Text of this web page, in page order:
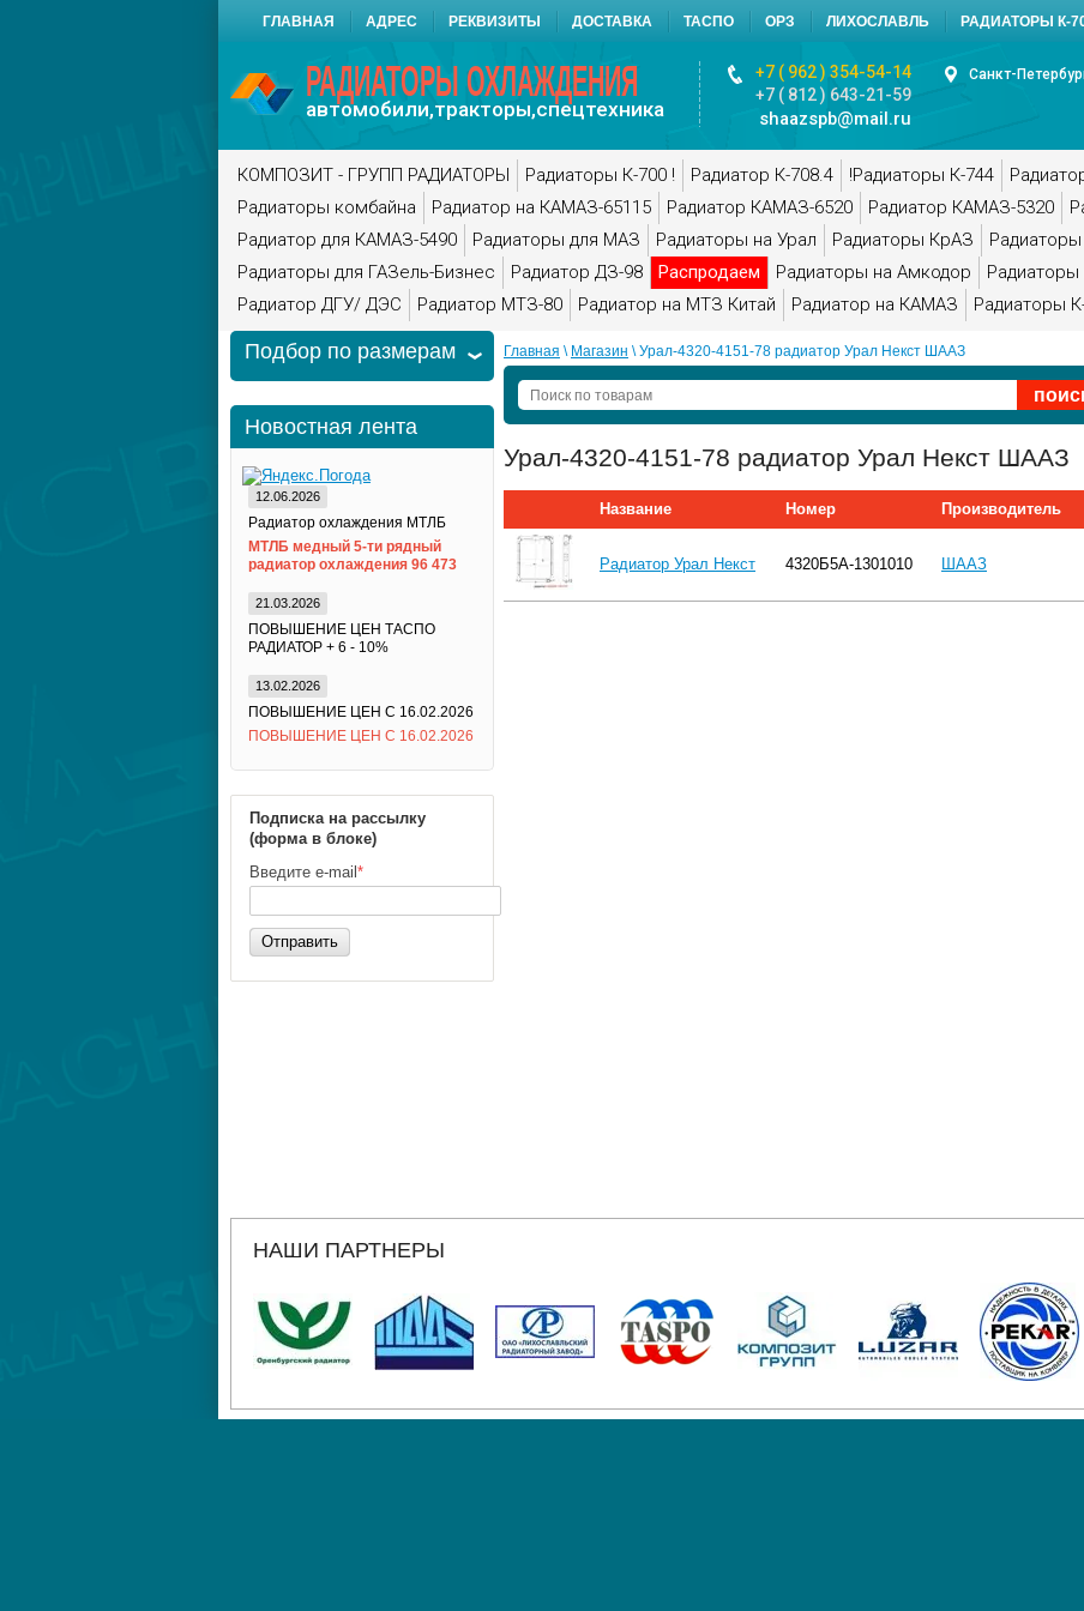
ГЛАВНАЯ АДРЕС РЕКВИЗИТЫ ДОСТАВКА ТАСПО ОРЗ ЛИХОСЛАВЛЬ РАДИАТОРЫ К-
РАДИАТОРЫ ОХЛАЖДЕНИЯ
автомобили,тракторы,спецтехника
+7 ( 962 ) 354-54-14
+7 ( 812 ) 643-21-59
shaazspb@mail.ru
Санкт-
КОМПОЗИТ - ГРУПП РАДИАТОРЫ Радиаторы К-700 ! Радиатор К-708.4 !Радиаторы К-744
Радиаторы комбайна
Радиатор на КАМАЗ-65115 Радиатор КАМАЗ-6520 Радиатор КАМАЗ-5320
Радиатор для КАМАЗ-5490
Радиаторы для МАЗ Радиаторы на Урал Радиаторы КрАЗ
Радиаторы для ГАЗель-Бизнес
Радиатор ДЗ-98 Распродаем Радиаторы на Амкодор Радиаторы
Радиатор ДГУ/ ДЭС
Радиатор МТЗ-80 Радиатор на МТЗ Китай Радиатор на КАМАЗ Радиаторы
Подбор по размерам
Новостная лента
12.06.2026
Радиатор охлаждения МТЛБ
МТЛБ медный 5-ти рядный
радиатор охлаждения 96 473
21.03.2026
ПОВЫШЕНИЕ ЦЕН ТАСПО
РАДИАТОР + 6 - 10%
13.02.2026
ПОВЫШЕНИЕ ЦЕН С 16.02.2026
ПОВЫШЕНИЕ ЦЕН С 16.02.2026
Подписка на рассылку
(форма в блоке)
Введите e-mail *
Отправить
Главная \ Магазин \ Урал-4320-4151-78 радиатор Урал Некст ШААЗ
Урал-4320-4151-78 радиатор Урал Некст ШААЗ
Название Номер Производитель
Радиатор Урал Некст 4320Б5А-1301010 ШААЗ
НАШИ ПАРТНЕРЫ